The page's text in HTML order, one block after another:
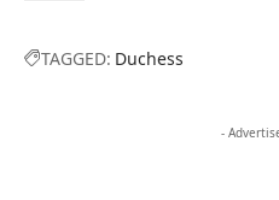
TAGGED: Duchess
-